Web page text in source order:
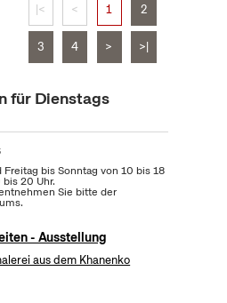
|< < 1 2
3 4 > >|
für Dienstags
bis Sonntag von 10 bis 18
20 Uhr.
Sie bitte der
- Ausstellung
aus dem Khanenko